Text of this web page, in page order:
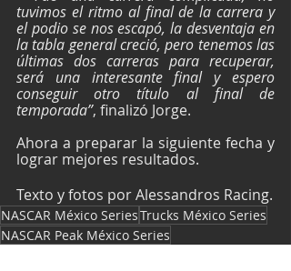
tuvimos el ritmo al final de la carrera y
el podio se nos escapó, la desventaja en
la tabla general creció, pero tenemos las
últimas dos carreras para recuperar,
será una interesante final y espero
conseguir otro título al final de
temporada”, finalizó Jorge.
Ahora a preparar la siguiente fecha y
lograr mejores resultados.
Texto y fotos por Alessandros Racing.
NASCAR México SeriesTrucks México Series
NASCAR Peak México Series